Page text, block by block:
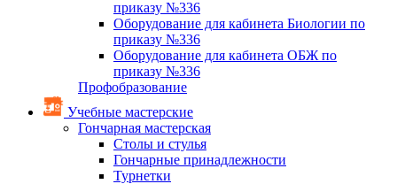
приказу №336
Оборудование для кабинета Биологии по
приказу №336
Оборудование для кабинета ОБЖ по
приказу №336
Профобразование
Учебные мастерские
Гончарная мастерская
Столы и стулья
Гончарные принадлежности
Турнетки